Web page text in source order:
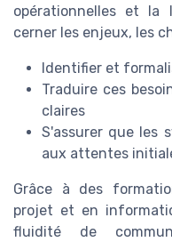
opérationnelles et la
cerner les enjeux, les
Identifier et
Traduire ces
claires
S'assurer que les
aux attentes
Grâce à des
projet et en
fluidité de